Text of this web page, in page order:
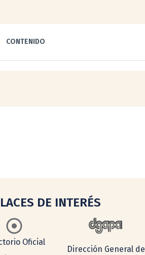
CONTENIDO
DE INTERÉS
Oficial
Dirección General de